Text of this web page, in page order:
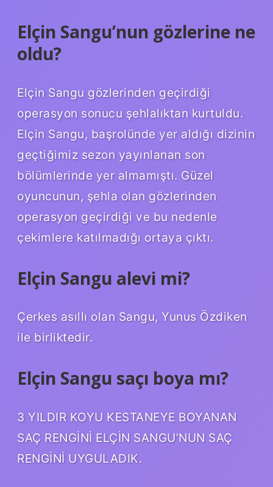
Elçin Sangu’nun gözlerine ne
oldu?
Elçin Sangu gözlerinden geçirdiği
operasyon sonucu şehlalıktan kurtuldu.
Elçin Sangu, başrolünde yer aldığı dizinin
geçtiğimiz sezon yayınlanan son
bölümlerinde yer almamıştı. Güzel
oyuncunun, şehla olan gözlerinden
operasyon geçirdiği ve bu nedenle
çekimlere katılmadığı ortaya çıktı.
Elçin Sangu alevi mi?
Çerkes asıllı olan Sangu, Yunus Özdiken
ile birliktedir.
Elçin Sangu saçı boya mı?
3 YILDIR KOYU KESTANEYE BOYANAN
SAÇ RENGİNİ ELÇİN SANGU’NUN SAÇ
RENGİNİ UYGULADIK.